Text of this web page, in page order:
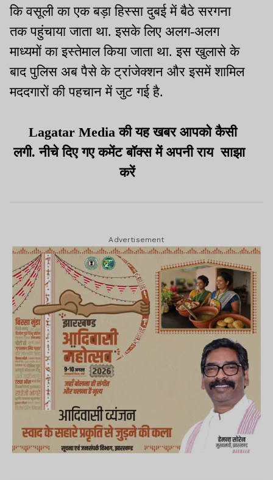
कि वसूली का एक बड़ा हिस्सा दुबई में बैठे सरगना
तक पहुंचाया जाता था. इसके लिए अलग-अलग
माध्यमों का इस्तेमाल किया जाता था. इस खुलासे के
बाद पुलिस अब पैसे के ट्रांजेक्शन और इसमें शामिल
मददगारों की पहचान में जुट गई है.
Lagatar Media की यह खबर आपको कैसी
लगी. नीचे दिए गए कमेंट बॉक्स में अपनी राय साझा
करें
Advertisement